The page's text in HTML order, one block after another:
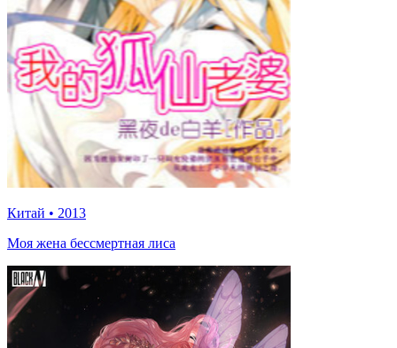
Китай • 2013
Моя жена бессмертная лиса